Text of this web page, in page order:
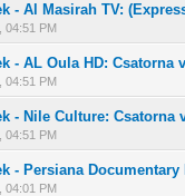
- Al Masirah TV:
04:51 PM
0 Szavazat - 01
- AL Oula HD: Csatorna
04:51 PM
0 Szavazat - 01
- Nile Culture: Csatorna
04:51 PM
0 Szavazat - 01
- Persiana
04:01 PM
0 Szavazat - 01